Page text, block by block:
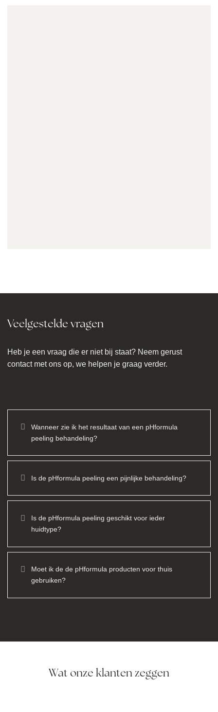
Veelgestelde vragen
Heb je een vraag die er niet bij staat? Neem gerust
contact met ons op, we helpen je graag verder.
Wanneer zie ik het resultaat van een pHformula
peeling behandeling?
Is de pHformula peeling een pijnlijke behandeling?
Is de pHformula peeling geschikt voor ieder
huidtype?
Moet ik de de pHformula producten voor thuis
gebruiken?
Wat onze klanten zeggen